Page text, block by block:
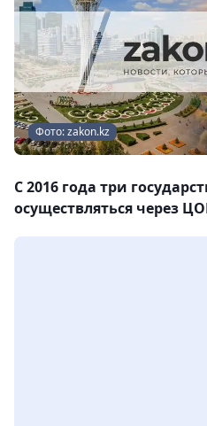
Фото: zakon.kz
С 2016 года три
осуществляться через